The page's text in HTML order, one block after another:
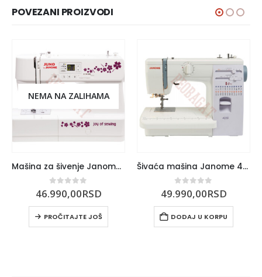
POVEZANI PROIZVODI
NEMA NA ZALIHAMA
Mašina za šivenje Janome Juno E1030
0 out of 5
46.990,00RSD
PROČITAJTE JOŠ
Šivaća mašina Janome 423S
0 out of 5
49.990,00RSD
DODAJ U KORPU